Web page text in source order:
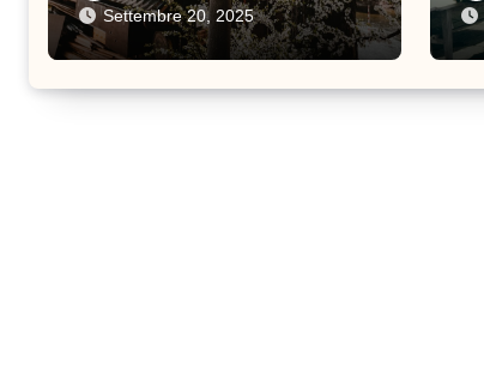
Settembre 20, 2025